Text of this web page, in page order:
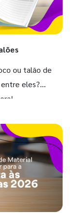
ou talão de
eles?